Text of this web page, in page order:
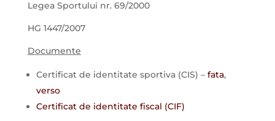
Legea Sportului nr. 69/2000
HG 1447/2007
Documente
Certificat de identitate sportiva (CIS) – fata,
verso
Certificat de identitate fiscal (CIF)